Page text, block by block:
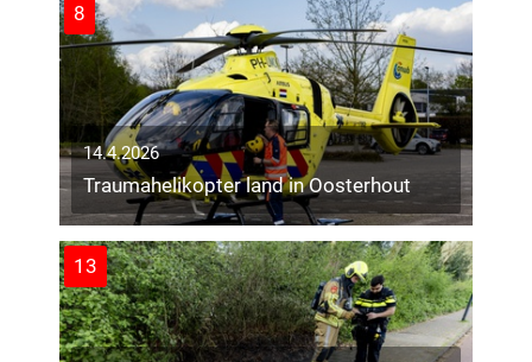
8
14.4.2026
Traumahelikopter land in Oosterhout
13